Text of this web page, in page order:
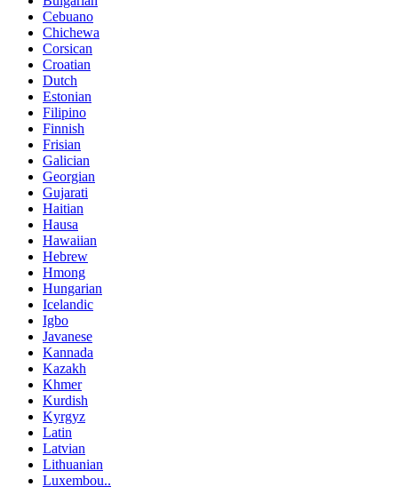
Cebuano
Chichewa
Corsican
Croatian
Dutch
Estonian
Filipino
Finnish
Frisian
Galician
Georgian
Gujarati
Haitian
Hausa
Hawaiian
Hebrew
Hmong
Hungarian
Icelandic
Igbo
Javanese
Kannada
Kazakh
Khmer
Kurdish
Kyrgyz
Latin
Latvian
Lithuanian
Luxembou..